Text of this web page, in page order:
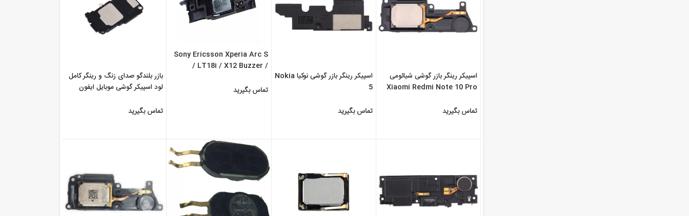
اسپیکر رینگر بازر گوشی شیائومی
Xiaomi Redmi Note 10 Pro
تماس بگیرید
اسپیکر رینگر بازر گوشی نوکیا Nokia
5
تماس بگیرید
Sony Ericsson Xperia Arc S
/ LT18i / X12 Buzzer /
تماس بگیرید
بازر بلندگو صدای زنگ و رینگر کامل
لود اسپیکر گوشی موبایل ایفون
تماس بگیرید